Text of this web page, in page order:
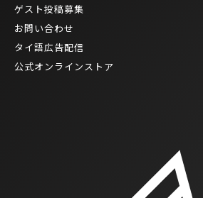
ゲスト投稿募集
お問い合わせ
タイ語広告配信
公式オンラインストア